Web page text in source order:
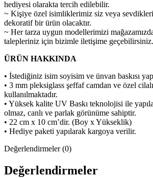
hediyesi olarakta tercih edilebilir.
~ Kişiye özel isimliklerimiz siz veya
dekoratif bir ürün olacaktır.
~ Her tarza uygun modellerimizi
talepleriniz için bizimle iletişime geçebilirsiniz.
ÜRÜN HAKKINDA
• İstediğiniz isim soyisim ve ünvan baskısı
• 3 mm pleksiglass şeffaf camdan ve özel
kullanılmaktadır.
• Yüksek kalite UV Baskı teknolojisi ile
olmaz, canlı ve parlak görünüme sahiptir.
• 22 cm x 10 cm’dir. (Boy x Yükseklik)
• Hediye paketi yapılarak kargoya verilir.
Değerlendirmeler (0)
Değerlendirmeler